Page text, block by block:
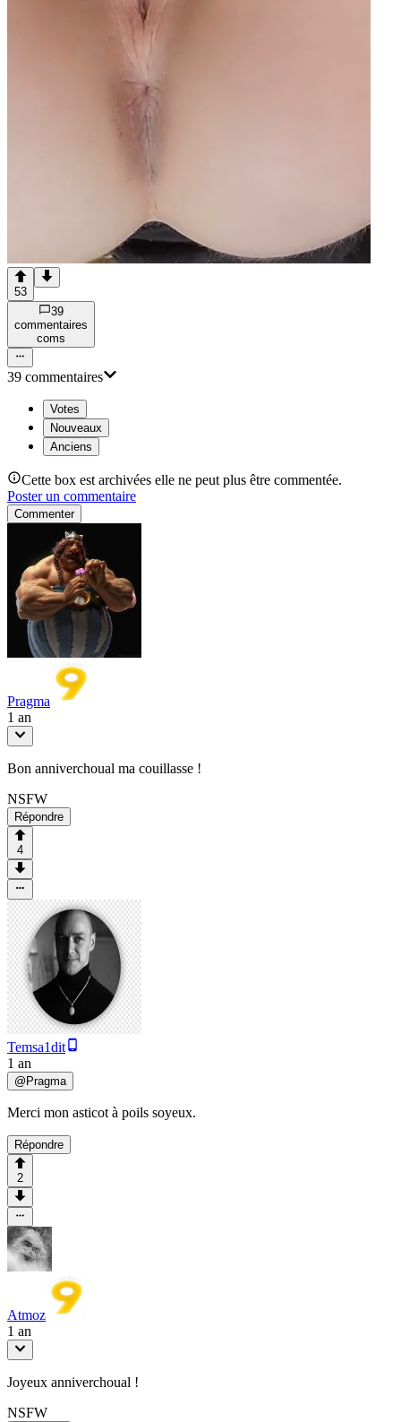
53
39
commentaires
coms
39 commentaires
Votes
Nouveaux
Anciens
Cette box est archivées elle ne peut plus être commentée.
Poster un commentaire
Commenter
Pragma
1 an
Bon anniverchoual ma couillasse !
NSFW
Répondre
4
Temsa1dit
1 an
@Pragma
Merci mon asticot à poils soyeux.
Répondre
2
Atmoz
1 an
Joyeux anniverchoual !
NSFW